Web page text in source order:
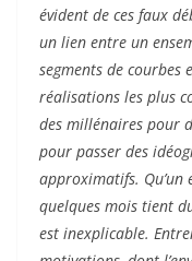
évident de ces faux
un lien entre un
segments de courbes
réalisations les plus
des millénaires pour
pour passer des
approximatifs. Qu’un
quelques mois tient
est inexplicable.